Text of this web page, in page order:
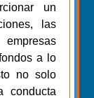
un
las
a lo
no solo
conducta